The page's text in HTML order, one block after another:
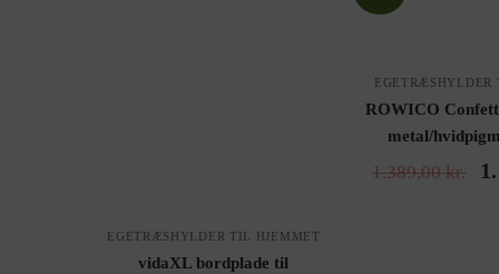
EGETRÆSHYLDER TIL HJEMMET
vidaXL bordplade til
ROWICO
metal/
1.389,00kr.